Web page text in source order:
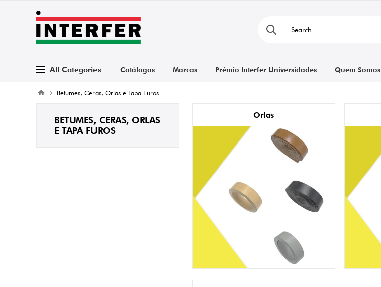
All Categories Catálogos Marcas Prémio Interfer Universidades Quem Somos
Betumes, Ceras, Orlas e Tapa Furos
Orlas
BETUMES, CERAS, ORLAS
E TAPA FUROS